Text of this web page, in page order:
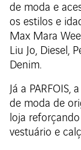
de moda e
os estilos e
Max Mara
Liu Jo, Diesel,
Denim.
Já a
de moda de
loja
vestuário e